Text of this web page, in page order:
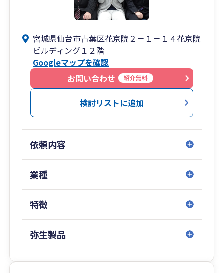
宮城県仙台市青葉区花京院２－１－１４花京院
ビルディング１２階
Googleマップを確認
お問い合わせ
紹介無料
検討リストに追加
依頼内容
業種
特徴
弥生製品